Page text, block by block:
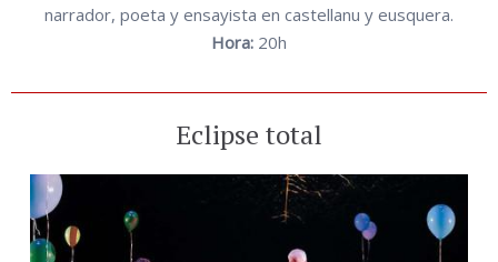
narrador, poeta y ensayista en castellanu y eusquera.
Hora: 20h
Eclipse total